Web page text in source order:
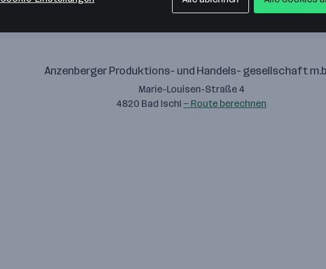
Anzenberger Produktions- und Handels- gesellschaft
Marie-Louisen-Straße 4
4820 Bad Ischl — Route berechnen